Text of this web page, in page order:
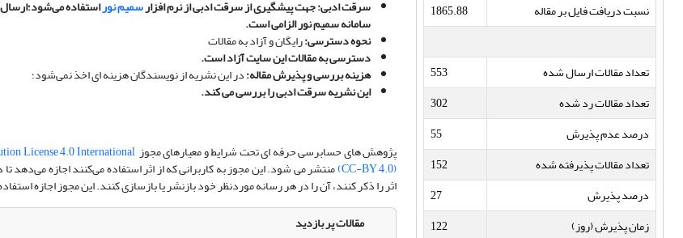
نسبت دریافت فایل بر مقاله
1865.88
تعداد مقالات ارسال شده
553
تعداد مقالات رد شده
302
درصد عدم پذیرش
55
تعداد مقالات پذیرفته شده
152
درصد پذیرش
27
زمان پذیرش (روز)
122
سرقت ادبی: جهت پیشگیری از سرقت ادبی از نرم افزارسمیم نوراستفاده
سامانه سمیم نور الزامی است.
نحوه دسترسی:رایگان و آزاد به مقالات
دسترسی به مقالات این سایت آزاد است.
هزینه بررسی و پذیرش مقاله:در این نشریه از نویسندگان هزینه ای اخذ نمی‌شود؛
این نشریه سرقت ادبی را بررسی می کند.
پژوهش های حسابرسی حرفه ای تحت شرایط و معیارهای مجوز License 4.0 International
(CC-BY 4.0)منتشر می شود. این مجوز به کاربرانی که از اثر استفاده می‌کنند اجازه می‌دهد
اثر را ذکر کنند، آن را در هر رسانه موردنظر خود بازنشر یا بازسازی کنند. این مجوز اجازه
مقالات پر بازدید